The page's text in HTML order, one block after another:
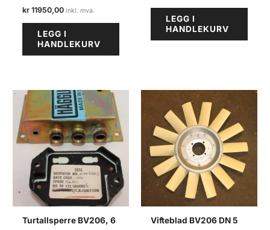
kr 11950,00
LEGG I
HANDLEKURV
LEGG I
HANDLEKURV
Turtallsperre BV206, 6
Vifteblad BV206 DN 5